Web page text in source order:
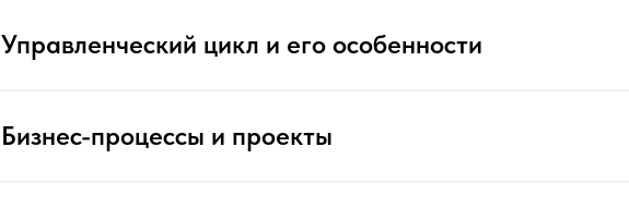
Управленческий цикл и его особенности
Бизнес-процессы и проекты